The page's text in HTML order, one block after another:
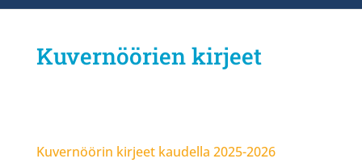
Kuvernöörien kirjeet
Kuvernöörin kirjeet kaudella 2025-2026